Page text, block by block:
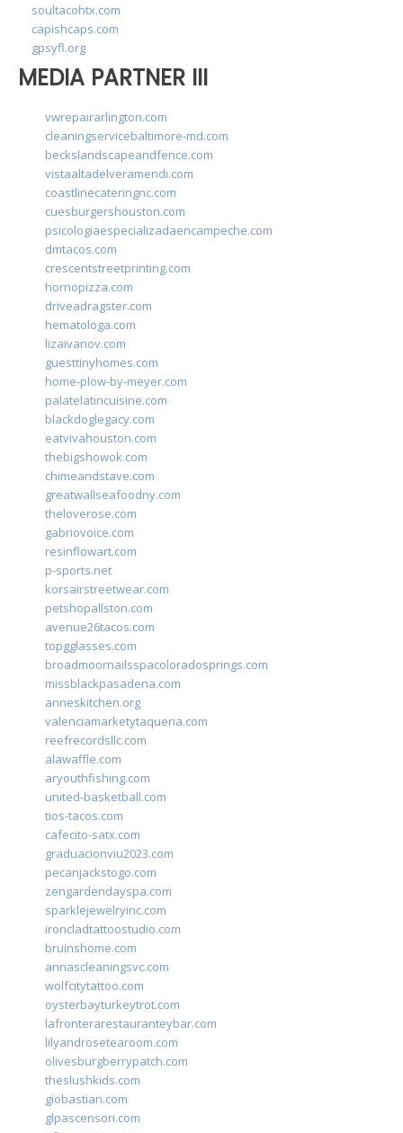
soultacohtx.com
capishcaps.com
gpsyfl.org
MEDIA PARTNER III
vwrepairarlington.com
cleaningservicebaltimore-md.com
beckslandscapeandfence.com
vistaaltadelveramendi.com
coastlinecateringnc.com
cuesburgershouston.com
psicologiaespecializadaencampeche.com
dmtacos.com
crescentstreetprinting.com
hornopizza.com
driveadragster.com
hematologa.com
lizaivanov.com
guesttinyhomes.com
home-plow-by-meyer.com
palatelatincuisine.com
blackdoglegacy.com
eatvivahouston.com
thebigshowok.com
chimeandstave.com
greatwallseafoodny.com
theloverose.com
gabriovoice.com
resinflowart.com
p-sports.net
korsairstreetwear.com
petshopallston.com
avenue26tacos.com
topgglasses.com
broadmoornailsspacoloradosprings.com
missblackpasadena.com
anneskitchen.org
valenciamarketytaqueria.com
reefrecordsllc.com
alawaffle.com
aryouthfishing.com
united-basketball.com
tios-tacos.com
cafecito-satx.com
graduacionviu2023.com
pecanjackstogo.com
zengardendayspa.com
sparklejewelryinc.com
ironcladtattoostudio.com
bruinshome.com
annascleaningsvc.com
wolfcitytattoo.com
oysterbayturkeytrot.com
lafronterarestauranteybar.com
lilyandrosetearoom.com
olivesburgberrypatch.com
theslushkids.com
giobastian.com
glpascensori.com